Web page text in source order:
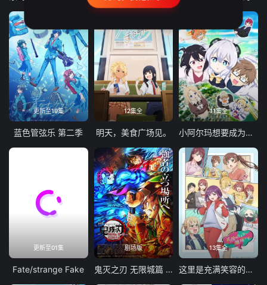
更新至19集
蓝色管弦乐 第二季
12集全
明天，美食广场见。
11集全
小阿尔玛想要成为家人
更新至01集
Fate/strange Fake
剧场版
鬼灭之刃 无限城篇 第一章 猗窝座再袭
13集全
这里是充满笑容的职场。